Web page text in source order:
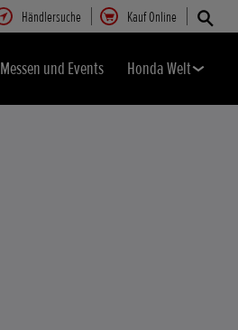
Händlersuche Kauf Online
Messen und Events Honda Welt